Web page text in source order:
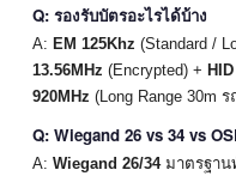
Q: รองรับบัตรอะไรได้บ้าง
A: EM 125Khz (Standard /
13.56MHz (Encrypted) +
920MHz (Long Range 30m
Q: Wiegand 26 vs 34 vs
A: Wiegand 26/34มาตรฐาน